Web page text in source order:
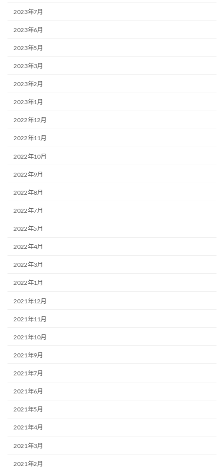
2023年7月
2023年6月
2023年5月
2023年3月
2023年2月
2023年1月
2022年12月
2022年11月
2022年10月
2022年9月
2022年8月
2022年7月
2022年5月
2022年4月
2022年3月
2022年1月
2021年12月
2021年11月
2021年10月
2021年9月
2021年7月
2021年6月
2021年5月
2021年4月
2021年3月
2021年2月